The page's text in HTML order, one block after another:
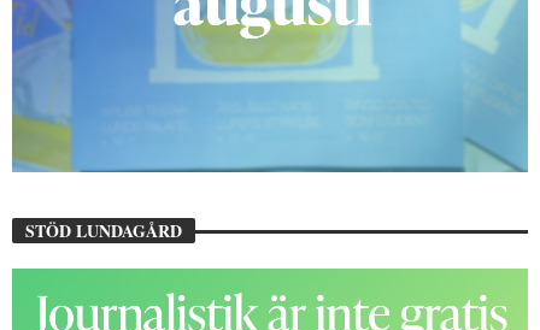
STÖD LUNDAGÅRD